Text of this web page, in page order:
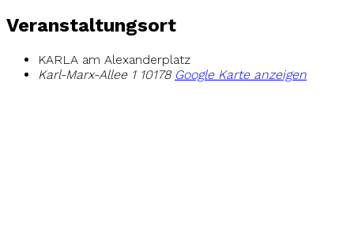
Veranstaltungsort
KARLA am Alexanderplatz
Karl-Marx-Allee 1 10178 Google Karte anzeigen